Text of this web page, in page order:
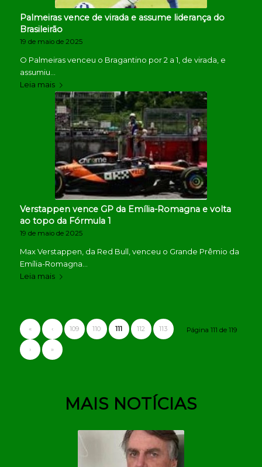
Palmeiras vence de virada e assume liderança do
Brasileirão
19 de maio de 2025
O Palmeiras venceu o Bragantino por 2 a 1, de virada, e
assumiu…
Leia mais
Verstappen vence GP da Emília-Romagna e volta
ao topo da Fórmula 1
19 de maio de 2025
Max Verstappen, da Red Bull, venceu o Grande Prêmio da
Emília-Romagna…
Leia mais
Página 111 de 119
« ‹ 109 110 111 112 113
› »
MAIS NOTÍCIAS